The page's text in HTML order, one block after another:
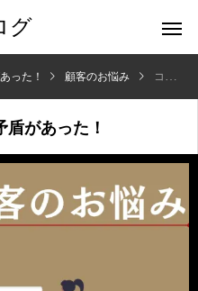
グ
った！ 顧客のお悩み コミュニケーションには矛盾があった！
があった！